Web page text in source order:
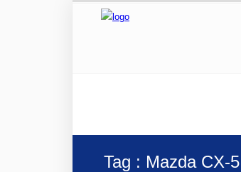
Tag : Mazda CX-5